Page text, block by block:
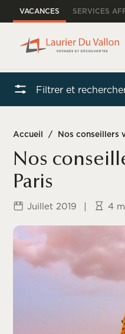
VACANCES SERVICES
Filtrer et
Accueil /
Nos
Paris
Juillet 2019 | 4